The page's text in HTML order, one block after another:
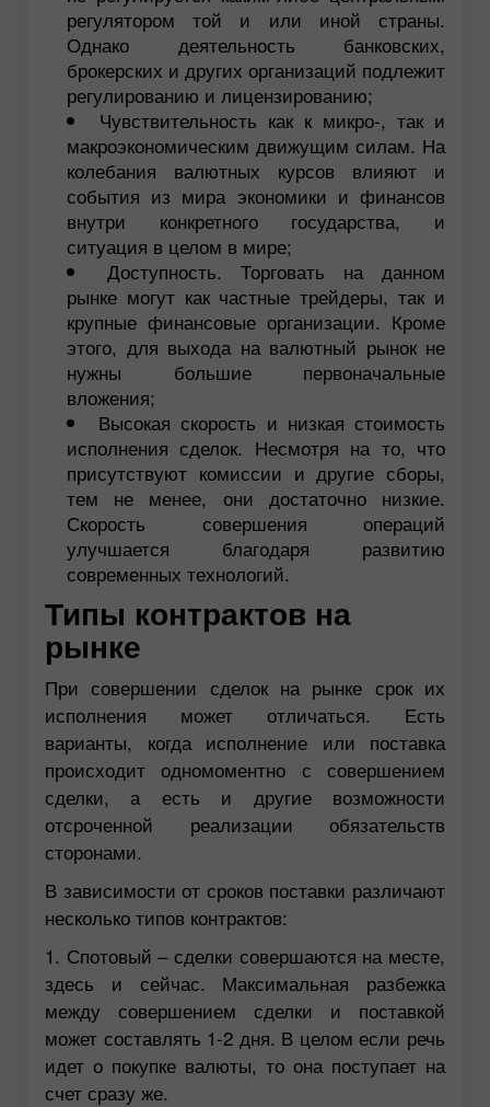
регулятором той и или иной страны.
Однако деятельность банковских,
брокерских и других организаций подлежит
регулированию и лицензированию;
Чувствительность как к микро-, так и
макроэкономическим движущим силам. На
колебания валютных курсов влияют и
события из мира экономики и финансов
внутри конкретного государства, и
ситуация в целом в мире;
Доступность. Торговать на данном
рынке могут как частные трейдеры, так и
крупные финансовые организации. Кроме
этого, для выхода на валютный рынок не
нужны большие первоначальные
вложения;
Высокая скорость и низкая стоимость
исполнения сделок. Несмотря на то, что
присутствуют комиссии и другие сборы,
тем не менее, они достаточно низкие.
Скорость совершения операций
улучшается благодаря развитию
современных технологий.
Типы контрактов на
рынке
При совершении сделок на рынке срок их
исполнения может отличаться. Есть
варианты, когда исполнение или поставка
происходит одномоментно с совершением
сделки, а есть и другие возможности
отсроченной реализации обязательств
сторонами.
В зависимости от сроков поставки различают
несколько типов контрактов:
1. Спотовый – сделки совершаются на месте,
здесь и сейчас. Максимальная разбежка
между совершением сделки и поставкой
может составлять 1-2 дня. В целом если речь
идет о покупке валюты, то она поступает на
счет сразу же.